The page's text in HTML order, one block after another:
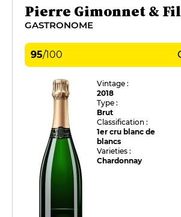
Pierre Gimonnet &
GASTRONOME
95/100
Vintage :
2018
Type :
Brut
Classification :
1er cru blanc de
blancs
Varieties :
Chardonnay